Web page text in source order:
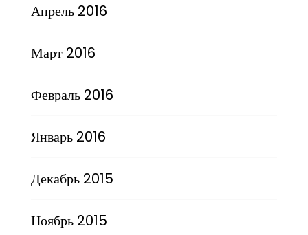
Апрель 2016
Март 2016
Февраль 2016
Январь 2016
Декабрь 2015
Ноябрь 2015